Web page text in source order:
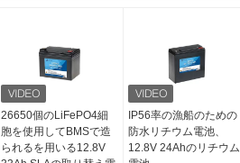
26650個のLiFePO4細
胞を使用してBMSで造
られるを用いる12.8V
IP56率の漁船のための
防水リチウム電池、
12.8V 24Ahのリチウム